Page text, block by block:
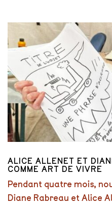
ALICE ALLENET ET
COMME ART DE VIVRE
Pendant quatre mois,
Diane Rabreau et Alice